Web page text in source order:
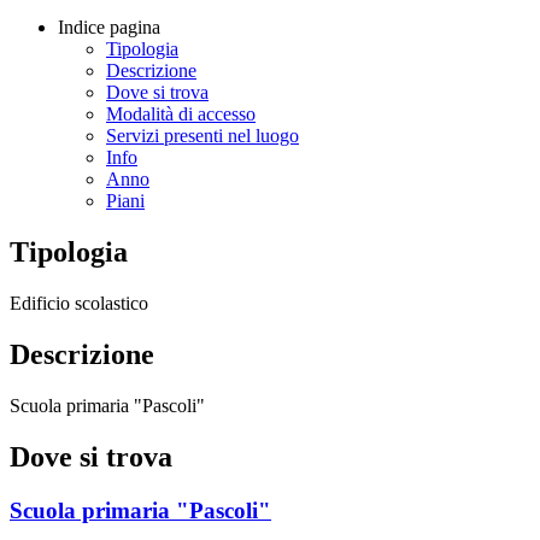
Indice pagina
Tipologia
Descrizione
Dove si trova
Modalità di accesso
Servizi presenti nel luogo
Info
Anno
Piani
Tipologia
Edificio scolastico
Descrizione
Scuola primaria "Pascoli"
Dove si trova
Scuola primaria "Pascoli"